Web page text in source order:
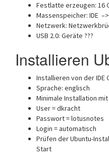
Festlatte erzeugen: 16
Massenspeicher: IDE
Netzwerk:
USB 2.0: Geräte ???
Installieren
Installieren von der IDE
Sprache: englisch
Minimale Installation
User = dkracht
Passwort = lotusnotes
Login = automatisch
Prüfen der Ubuntu-
Start